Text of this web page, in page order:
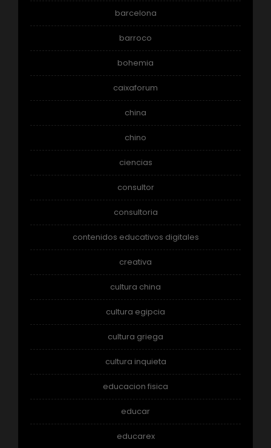
barcelona
barroco
bohemia
caixaforum
china
chino
ciencias
consultor
consultoria
contenidos educativos digitales
creativa
cultura china
cultura egipcia
cultura griega
cultura inquieta
educacion fisica
educar
educarex